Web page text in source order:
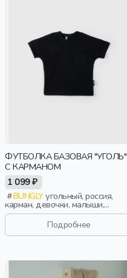
ФУТБОЛКА БАЗОВАЯ "УГОЛЬ"
С КАРМАНОМ
1 099 ₽
BUNGLYугольный, россия,
карман, девочки, малыши,
дошкольники, дети
Подробнее